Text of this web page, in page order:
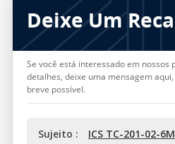
Deixe Um
Se você está interessado em nossos
detalhes, deixe uma mensagem
breve possível.
Sujeito : ICS TC-201-02-